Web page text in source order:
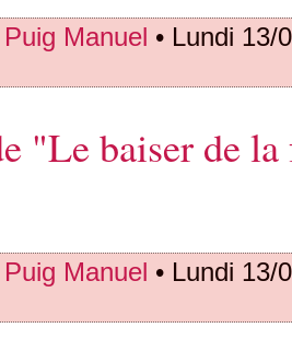
Puig Manuel • Lundi 13/
"Le baiser de
Puig Manuel • Lundi 13/